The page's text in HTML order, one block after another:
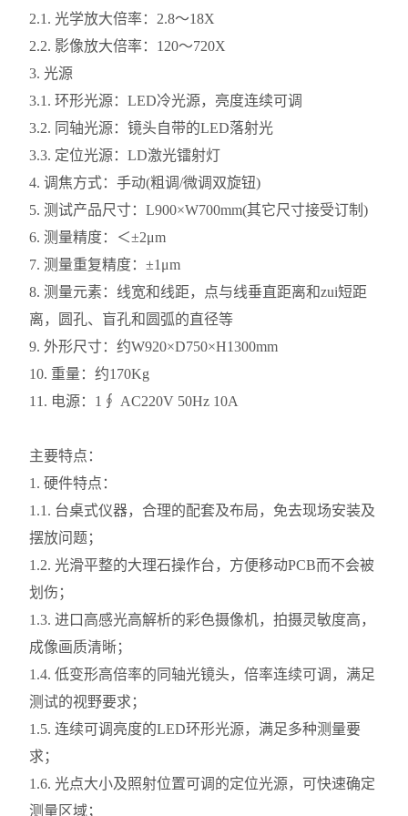
2.1. 光学放大倍率：2.8～18X
2.2. 影像放大倍率：120～720X
3. 光源
3.1. 环形光源：LED冷光源，亮度连续可调
3.2. 同轴光源：镜头自带的LED落射光
3.3. 定位光源：LD激光镭射灯
4. 调焦方式：手动(粗调/微调双旋钮)
5. 测试产品尺寸：L900×W700mm(其它尺寸接受订制)
6. 测量精度：＜±2μm
7. 测量重复精度：±1μm
8. 测量元素：线宽和线距，点与线垂直距离和zui短距
离，圆孔、盲孔和圆弧的直径等
9. 外形尺寸：约W920×D750×H1300mm
10. 重量：约170Kg
11. 电源：1∮ AC220V 50Hz 10A
主要特点：
1. 硬件特点：
1.1. 台桌式仪器，合理的配套及布局，免去现场安装及
摆放问题；
1.2. 光滑平整的大理石操作台，方便移动PCB而不会被
划伤；
1.3. 进口高感光高解析的彩色摄像机，拍摄灵敏度高，
成像画质清晰；
1.4. 低变形高倍率的同轴光镜头，倍率连续可调，满足
测试的视野要求；
1.5. 连续可调亮度的LED环形光源，满足多种测量要
求；
1.6. 光点大小及照射位置可调的定位光源，可快速确定
测量区域；